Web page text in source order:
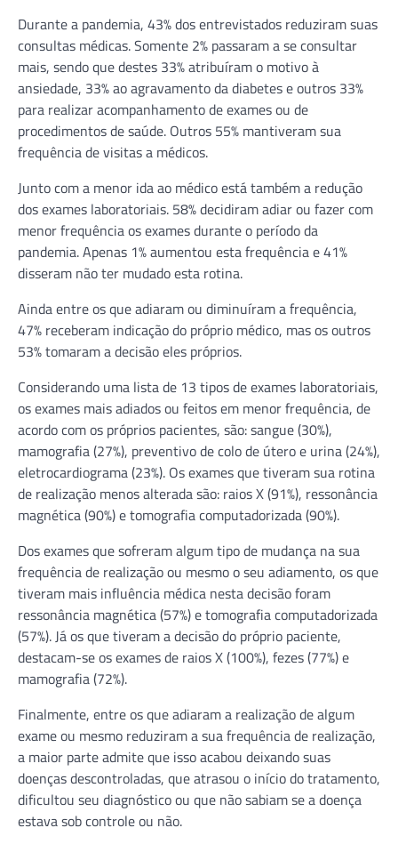
Durante a pandemia, 43% dos entrevistados reduziram suas
consultas médicas. Somente 2% passaram a se consultar
mais, sendo que destes 33% atribuíram o motivo à
ansiedade, 33% ao agravamento da diabetes e outros 33%
para realizar acompanhamento de exames ou de
procedimentos de saúde. Outros 55% mantiveram sua
frequência de visitas a médicos.
Junto com a menor ida ao médico está também a redução
dos exames laboratoriais. 58% decidiram adiar ou fazer com
menor frequência os exames durante o período da
pandemia. Apenas 1% aumentou esta frequência e 41%
disseram não ter mudado esta rotina.
Ainda entre os que adiaram ou diminuíram a frequência,
47% receberam indicação do próprio médico, mas os outros
53% tomaram a decisão eles próprios.
Considerando uma lista de 13 tipos de exames laboratoriais,
os exames mais adiados ou feitos em menor frequência, de
acordo com os próprios pacientes, são: sangue (30%),
mamografia (27%), preventivo de colo de útero e urina (24%),
eletrocardiograma (23%). Os exames que tiveram sua rotina
de realização menos alterada são: raios X (91%), ressonância
magnética (90%) e tomografia computadorizada (90%).
Dos exames que sofreram algum tipo de mudança na sua
frequência de realização ou mesmo o seu adiamento, os que
tiveram mais influência médica nesta decisão foram
ressonância magnética (57%) e tomografia computadorizada
(57%). Já os que tiveram a decisão do próprio paciente,
destacam-se os exames de raios X (100%), fezes (77%) e
mamografia (72%).
Finalmente, entre os que adiaram a realização de algum
exame ou mesmo reduziram a sua frequência de realização,
a maior parte admite que isso acabou deixando suas
doenças descontroladas, que atrasou o início do tratamento,
dificultou seu diagnóstico ou que não sabiam se a doença
estava sob controle ou não.